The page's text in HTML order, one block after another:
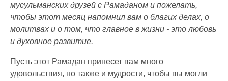
мусульманских друзей с Рамаданом и пожелать,
чтобы этот месяц напомнил вам о благих делах, о
молитвах и о том, что главное в жизни - это любовь
и духовное развитие.
Пусть этот Рамадан принесет вам много
удовольствия, но также и мудрости, чтобы вы могли